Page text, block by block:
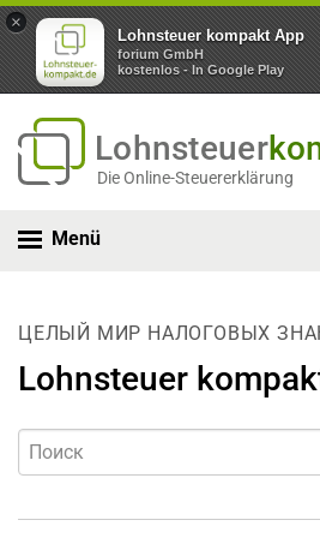
×
Lohnsteuer kompakt App
forium GmbH
kostenlos - In Google Play
Lohnsteuer
Die Online-Steuererklärung
Menü
ЦЕЛЫЙ МИР НАЛОГОВЫХ
Lohnsteuer